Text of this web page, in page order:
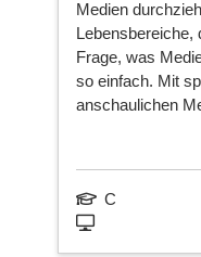
Medien
Lebensbereiche,
Frage, was
so einfach. Mit
anschaulichen
C